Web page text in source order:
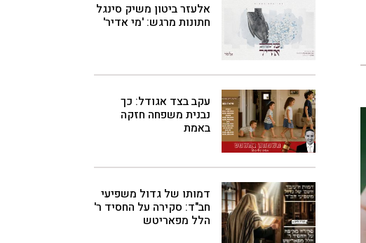
אלעזר ביטון משיק סינגל
חתונות מרגש: 'מי אדיר'
עקב בצד אגודל: כך
נבנית משפחה חזקה
באמת
דמותו של גדול משפיעי
חב"ד: סקירה על החסיד ר'
הלל מפאריטש